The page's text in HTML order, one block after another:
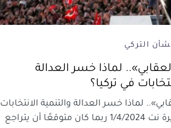
التركي
لماذا خسر العدالة
في تركيا؟
لماذا خسر العدالة والتنمية الانتخابات
في تركيا؟ الجزيرة نت 1/4/2024 ربما كان متوقعًا أن يتراجع